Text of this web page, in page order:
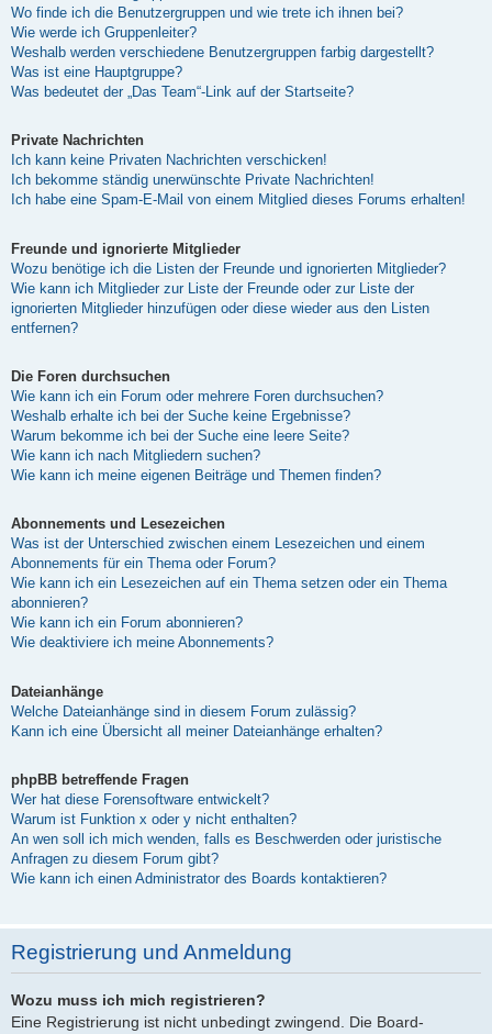
Wo finde ich die Benutzergruppen und wie trete ich ihnen bei?
Wie werde ich Gruppenleiter?
Weshalb werden verschiedene Benutzergruppen farbig dargestellt?
Was ist eine Hauptgruppe?
Was bedeutet der „Das Team“-Link auf der Startseite?
Private Nachrichten
Ich kann keine Privaten Nachrichten verschicken!
Ich bekomme ständig unerwünschte Private Nachrichten!
Ich habe eine Spam-E-Mail von einem Mitglied dieses Forums erhalten!
Freunde und ignorierte Mitglieder
Wozu benötige ich die Listen der Freunde und ignorierten Mitglieder?
Wie kann ich Mitglieder zur Liste der Freunde oder zur Liste der
ignorierten Mitglieder hinzufügen oder diese wieder aus den Listen
entfernen?
Die Foren durchsuchen
Wie kann ich ein Forum oder mehrere Foren durchsuchen?
Weshalb erhalte ich bei der Suche keine Ergebnisse?
Warum bekomme ich bei der Suche eine leere Seite?
Wie kann ich nach Mitgliedern suchen?
Wie kann ich meine eigenen Beiträge und Themen finden?
Abonnements und Lesezeichen
Was ist der Unterschied zwischen einem Lesezeichen und einem
Abonnements für ein Thema oder Forum?
Wie kann ich ein Lesezeichen auf ein Thema setzen oder ein Thema
abonnieren?
Wie kann ich ein Forum abonnieren?
Wie deaktiviere ich meine Abonnements?
Dateianhänge
Welche Dateianhänge sind in diesem Forum zulässig?
Kann ich eine Übersicht all meiner Dateianhänge erhalten?
phpBB betreffende Fragen
Wer hat diese Forensoftware entwickelt?
Warum ist Funktion x oder y nicht enthalten?
An wen soll ich mich wenden, falls es Beschwerden oder juristische
Anfragen zu diesem Forum gibt?
Wie kann ich einen Administrator des Boards kontaktieren?
Registrierung und Anmeldung
Wozu muss ich mich registrieren?
Eine Registrierung ist nicht unbedingt zwingend. Die Board-